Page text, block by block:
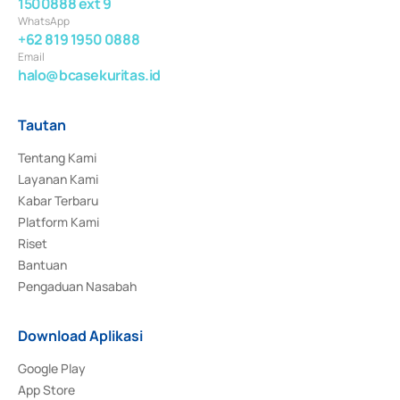
WhatsApp
+62 819 1950 0888
Email
halo@bcasekuritas.id
Tautan
Tentang Kami
Layanan Kami
Kabar Terbaru
Platform Kami
Riset
Bantuan
Pengaduan Nasabah
Download Aplikasi
Google Play
App Store